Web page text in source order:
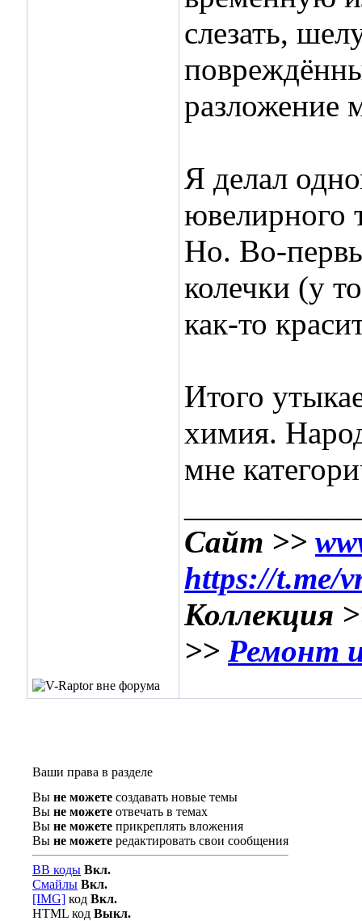
слезать,
разложение
Я делал
ювелирного
Но. Во-
колечки (у
как-то
Итого
химия.
мне
Сайт >>
https://t.me/
Коллекция
>> Ремонт
Ваши права в разделе
Вы не можете создавать новые темы
Вы не можете отвечать в темах
Вы не можете прикреплять вложения
Вы не можете редактировать свои сообщения
BB коды Вкл.
Смайлы Вкл.
[IMG] код Вкл.
HTML код Выкл.